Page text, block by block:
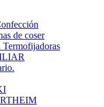
de coser
Termofijadoras